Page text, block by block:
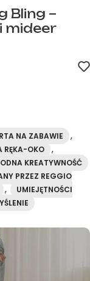
Bling –
mideer
NA ZABAWIE ,
RĘKA-OKO ,
KREATYWNOŚĆ
PRZEZ REGGIO
,
UMIEJĘTNOŚCI